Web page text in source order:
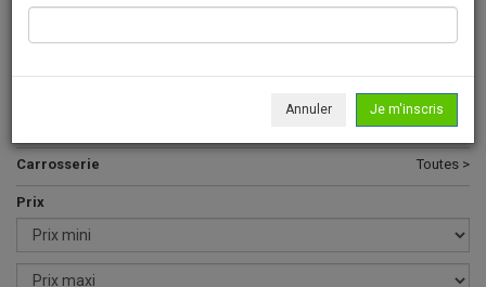
> Rechercher un véhicule
Tous >
Carrosserie Toutes >
Prix
Annuler Je m'inscris